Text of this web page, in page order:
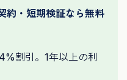
約・短期検証なら無料
割引。1年以上の利